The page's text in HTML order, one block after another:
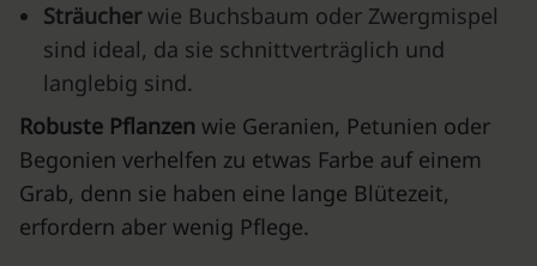
Sträucherwie Buchsbaum oder Zwergmispel
sind ideal, da sie schnittverträglich und
langlebig sind.
Robuste Pflanzen wie Geranien, Petunien oder
Begonien verhelfen zu etwas Farbe auf einem
Grab, denn sie haben eine lange Blütezeit,
erfordern aber wenig Pflege.